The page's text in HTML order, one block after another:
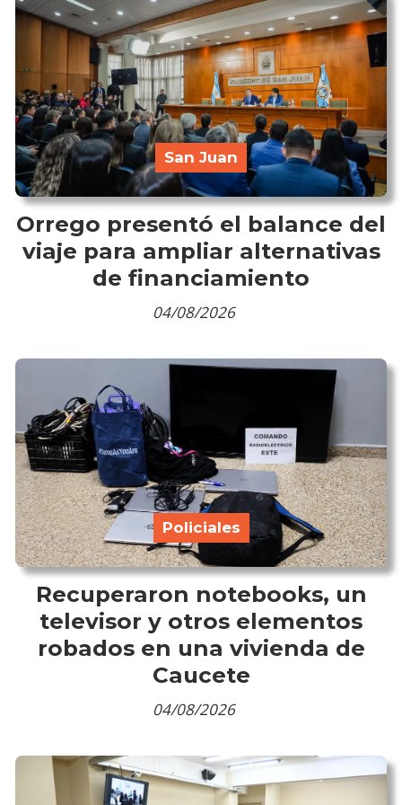
Orrego presentó el balance del
viaje para ampliar alternativas
de financiamiento
San Juan
04/08/2026
Recuperaron notebooks, un
televisor y otros elementos
robados en una vivienda de
Caucete
Policiales
04/08/2026